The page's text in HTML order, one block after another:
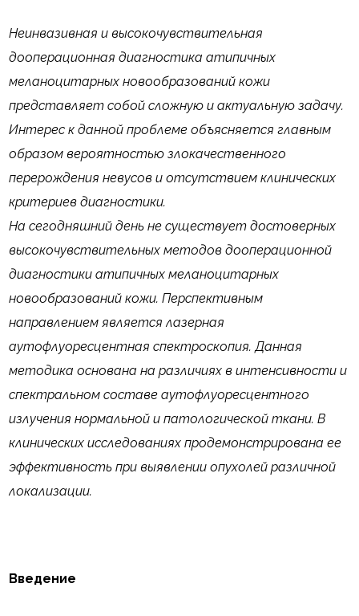
Неинвазивная и высокочувствительная
дооперационная диагностика атипичных
меланоцитарных новообразований кожи
представляет собой сложную и актуальную задачу.
Интерес к данной проблеме объясняется главным
образом вероятностью злокачественного
перерождения невусов и отсутствием клинических
критериев диагностики.
На сегодняшний день не существует достоверных
высокочувствительных методов дооперационной
диагностики атипичных меланоцитарных
новообразований кожи. Перспективным
направлением является лазерная
аутофлуоресцентная спектроскопия. Данная
методика основана на различиях в интенсивности и
спектральном составе аутофлуоресцентного
излучения нормальной и патологической ткани.В
клинических исследованиях продемонстрирована ее
эффективность при выявлении опухолей различной
локализации.
Введение